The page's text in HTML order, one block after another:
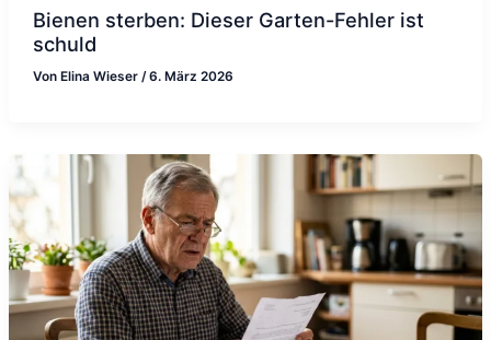
Bienen sterben: Dieser Garten-Fehler ist
schuld
Von Elina Wieser /6. März 2026